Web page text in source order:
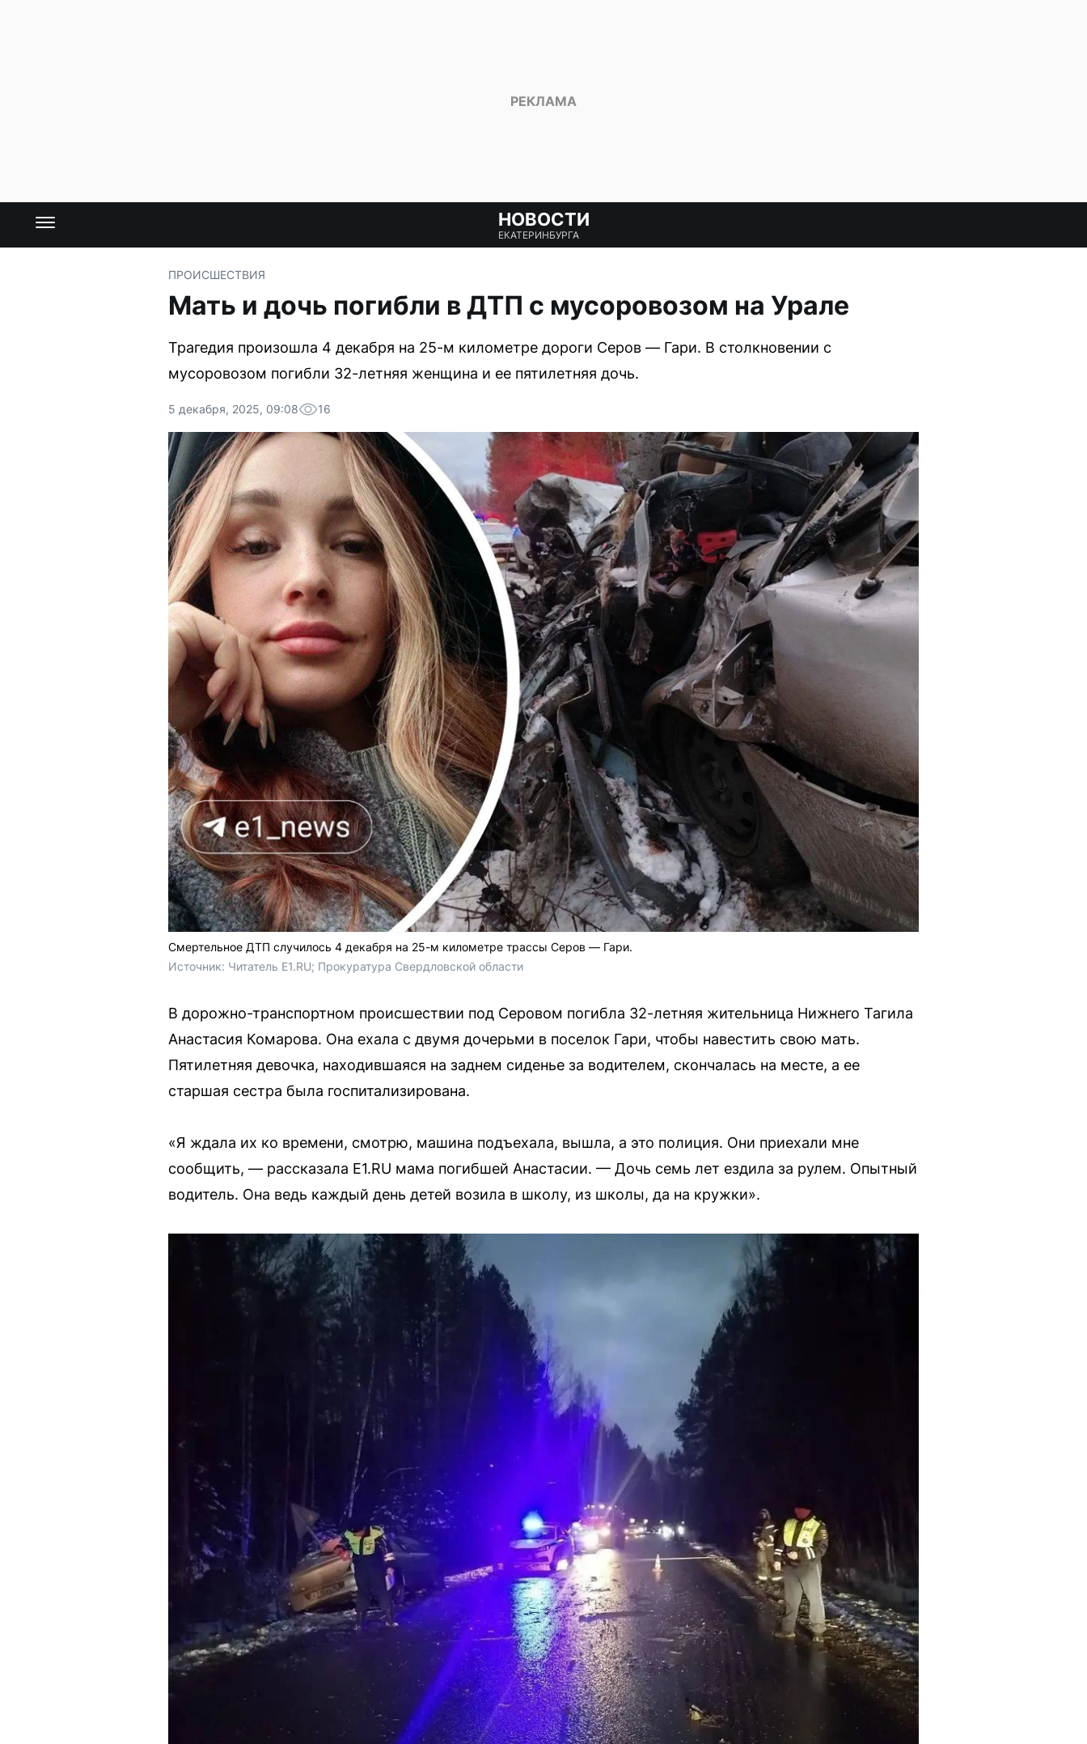
НОВОСТИ
ЕКАТЕРИНБУРГА
ПРОИСШЕСТВИЯ
Мать и дочь погибли в ДТП с мусоровозом на Урале
Трагедия произошла 4 декабря на 25-м километре дороги Серов — Гари. В столкновении с
мусоровозом погибли 32-летняя женщина и ее пятилетняя дочь.
5 декабря, 2025, 09:08 16
Смертельное ДТП случилось 4 декабря на 25-м километре трассы Серов — Гари.
Источник: Читатель E1.RU; Прокуратура Свердловской области
В дорожно-транспортном происшествии под Серовом погибла 32-летняя жительница Нижнего Тагила
Анастасия Комарова. Она ехала с двумя дочерьми в поселок Гари, чтобы навестить свою мать.
Пятилетняя девочка, находившаяся на заднем сиденье за водителем, скончалась на месте, а ее
старшая сестра была госпитализирована.
«Я ждала их ко времени, смотрю, машина подъехала, вышла, а это полиция. Они приехали мне
сообщить, — рассказала E1.RU мама погибшей Анастасии. — Дочь семь лет ездила за рулем. Опытный
водитель. Она ведь каждый день детей возила в школу, из школы, да на кружки».